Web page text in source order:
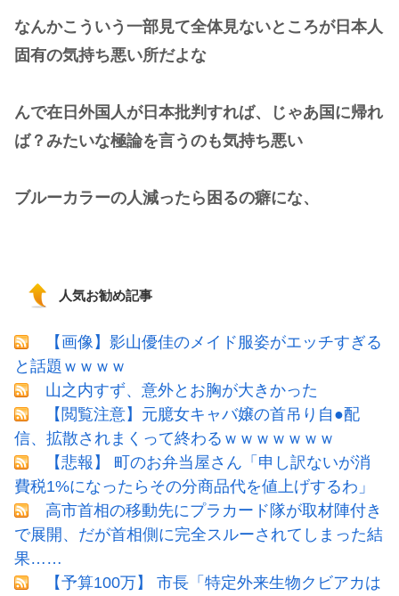
なんかこういう一部見て全体見ないところが日本人
固有の気持ち悪い所だよな
んで在日外国人が日本批判すれば、じゃあ国に帰れ
ば？みたいな極論を言うのも気持ち悪い
ブルーカラーの人減ったら困るの癖にな、
人気お勧め記事
【画像】影山優佳のメイド服姿がエッチすぎる
と話題ｗｗｗｗ
山之内すず、意外とお胸が大きかった
【閲覧注意】元臆女キャバ嬢の首吊り自●配
信、拡散されまくって終わるｗｗｗｗｗｗｗ
【悲報】 町のお弁当屋さん「申し訳ないが消
費税1%になったらその分商品代を値上げするわ」
高市首相の移動先にプラカード隊が取材陣付き
で展開、だが首相側に完全スルーされてしまった結
果……
【予算100万】 市長「特定外来生物クビアカは